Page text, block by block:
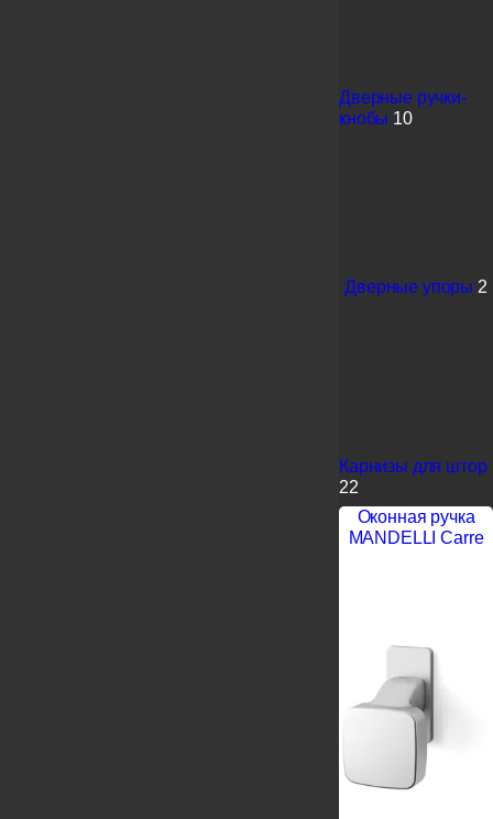
Дверные ручки-
кнобы 10
Дверные упоры 2
Карнизы для штор
22
Оконная ручка
MANDELLI Carre